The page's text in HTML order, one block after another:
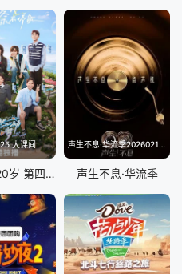
大课间
怦然心动20岁 第四季
声生不息·华流季20260214(典藏版)
声生不息·华流季